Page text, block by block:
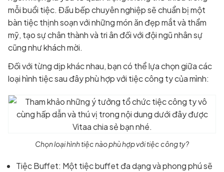
mỗi buổi tiệc. Đầu bếp chuyên nghiệp sẽ chuẩn bị một
bàn tiệc thịnh soạn với những món ăn đẹp mắt và thẩm
mỹ, tạo sự chân thành và tri ân đối với đội ngũ nhân sự
cũng như khách mời.
Đối với từng dịp khác nhau, bạn có thể lựa chọn giữa các
loại hình tiệc sau đây phù hợp với tiệc công ty của mình:
Chọn loại hình tiệc nào phù hợp với tiệc công ty?
Tiệc Buffet: Một tiệc buffet đa dạng và phong phú sẽ